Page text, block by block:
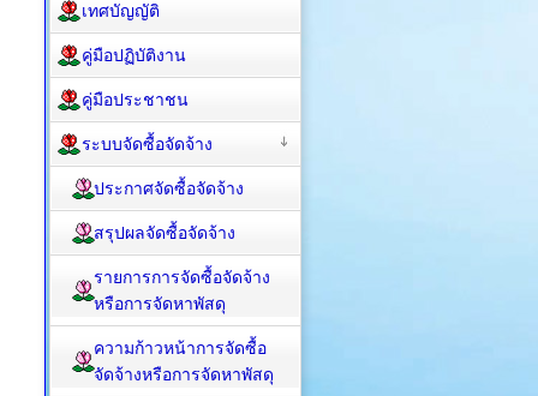
เทศบัญญัติ
คู่มือปฏิบัติงาน
คู่มือประชาชน
ระบบจัดซื้อจัดจ้าง
ประกาศจัดซื้อจัดจ้าง
สรุปผลจัดซื้อจัดจ้าง
รายการการจัดซื้อจัดจ้าง
หรือการจัดหาพัสดุ
ความก้าวหน้าการจัดซื้อ
จัดจ้างหรือการจัดหาพัสดุ